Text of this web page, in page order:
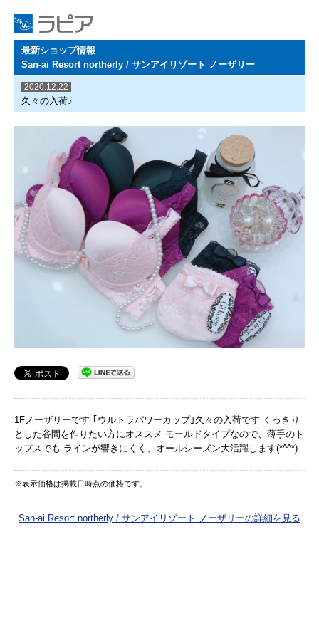
最新ショップ情報
San-ai Resort northerly / サンアイリゾート ノーザリー
2020.12.22
久々の入荷♪
1Fノーザリーです ｢ウルトラパワーカップ｣久々の入荷です くっきり
とした谷間を作りたい方にオススメ モールドタイプなので、薄手のト
ップスでも ラインが響きにくく、オールシーズン大活躍します(*^^*)
※表示価格は掲載日時点の価格です。
San-ai Resort northerly / サンアイリゾート ノーザリーの詳細を見る